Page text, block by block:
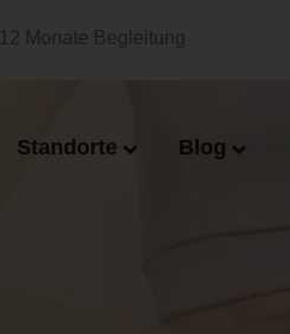
12 Monate Begleitung
Standorte Blog